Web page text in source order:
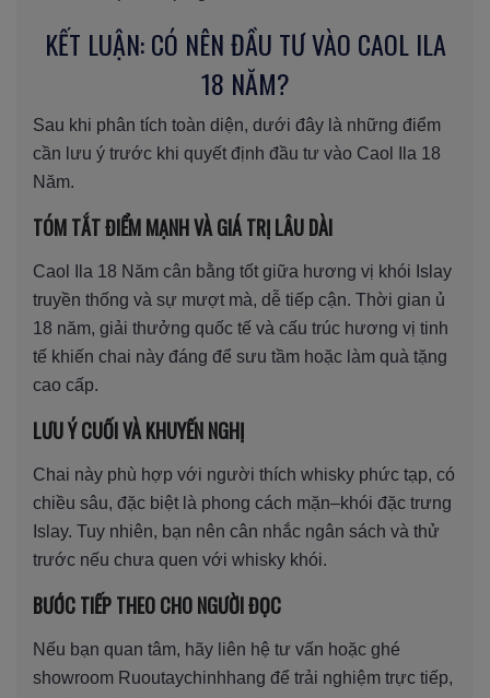
KẾT LUẬN: CÓ NÊN ĐẦU TƯ VÀO CAOL ILA
18 NĂM?
Sau khi phân tích toàn diện, dưới đây là những điểm
cần lưu ý trước khi quyết định đầu tư vào Caol Ila 18
Năm.
TÓM TẮT ĐIỂM MẠNH VÀ GIÁ TRỊ LÂU DÀI
Caol Ila 18 Năm cân bằng tốt giữa hương vị khói Islay
truyền thống và sự mượt mà, dễ tiếp cận. Thời gian ủ
18 năm, giải thưởng quốc tế và cấu trúc hương vị tinh
tế khiến chai này đáng để sưu tầm hoặc làm quà tặng
cao cấp.
LƯU Ý CUỐI VÀ KHUYẾN NGHỊ
Chai này phù hợp với người thích whisky phức tạp, có
chiều sâu, đặc biệt là phong cách mặn–khói đặc trưng
Islay. Tuy nhiên, bạn nên cân nhắc ngân sách và thử
trước nếu chưa quen với whisky khói.
BƯỚC TIẾP THEO CHO NGƯỜI ĐỌC
Nếu bạn quan tâm, hãy liên hệ tư vấn hoặc ghé
showroom Ruoutaychinhhang để trải nghiệm trực tiếp,